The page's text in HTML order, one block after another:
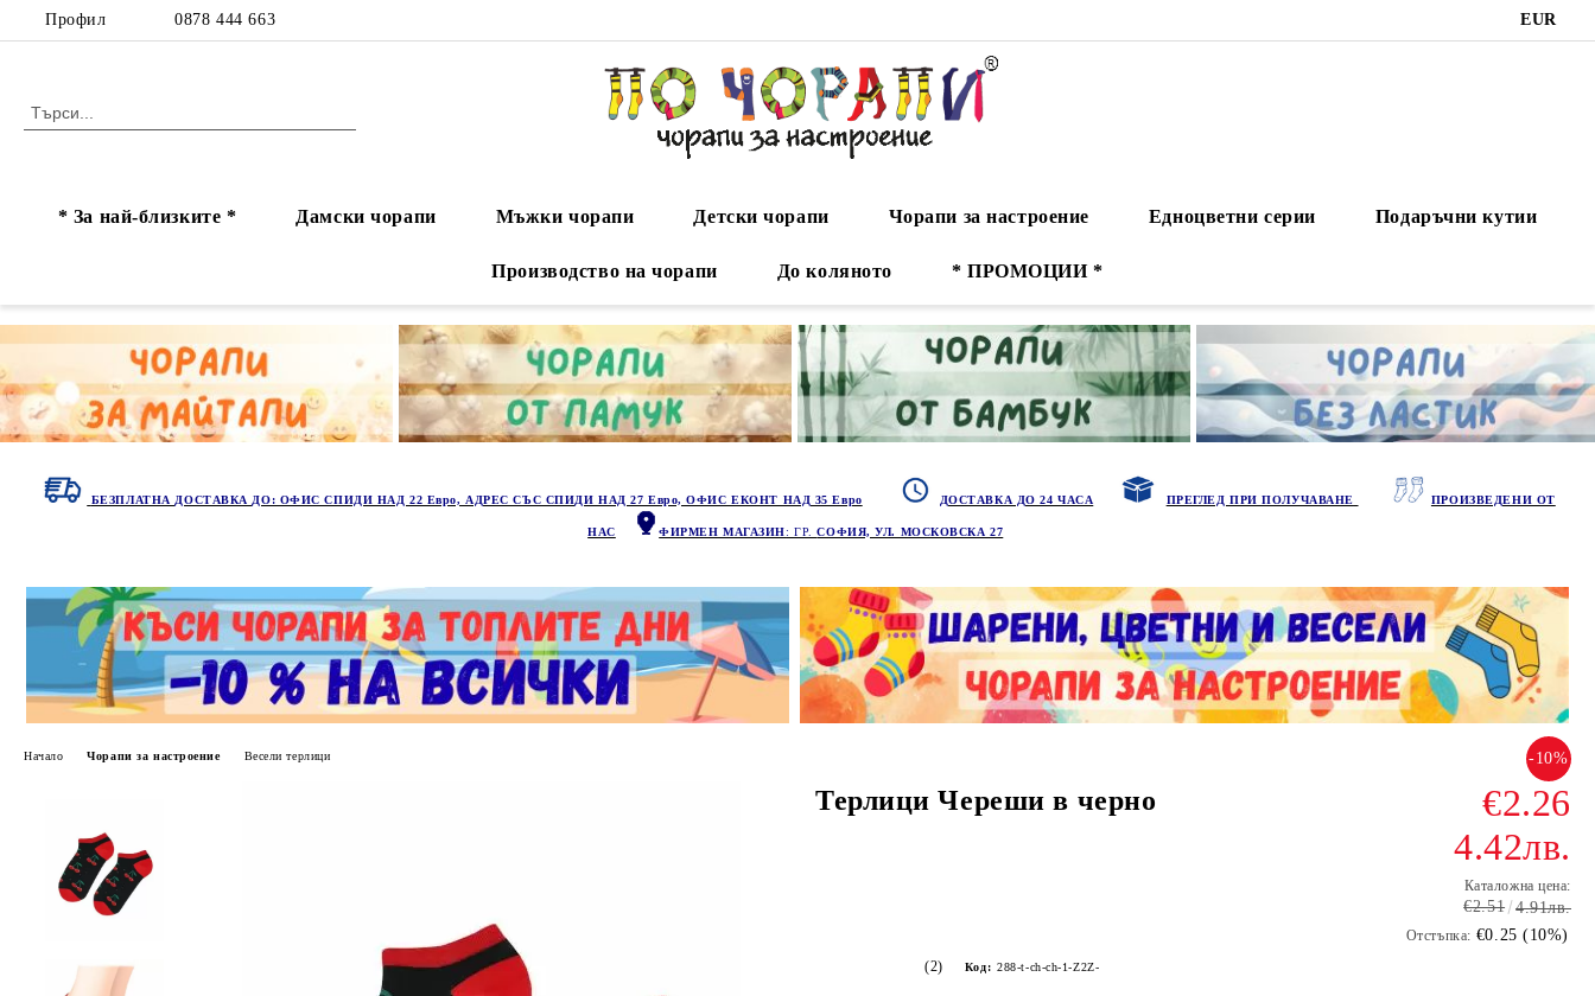
Профил 0878 444 663 EUR
* За най-близките * Дамски чорапи Мъжки чорапи Детски чорапи Чорапи за настроение Едноцветни серии Подаръчни кутии
Производство на чорапи До коляното * ПРОМОЦИИ *
БЕЗПЛАТНА ДОСТАВКА ДО: ОФИС СПИДИ НАД 22 Евро, АДРЕС СЪС СПИДИ НАД 27 Евро, ОФИС ЕКОНТ НАД 35 Евро ДОСТАВКА ДО 24 ЧАСА ПРЕГЛЕД ПРИ ПОЛУЧАВАНЕ ПРОИЗВЕДЕНИ ОТ
НАС ФИРМЕН МАГАЗИН: ГР.СОФИЯ, УЛ. МОСКОВСКА 27
Начало Чорапи за настроение Весели терлици
Терлици Череши в черно
-10%
€2.26
4.42лв.
Каталожна цена:
€2.51 4.91лв.
Отстъпка: €0.25 (10%)
(2) Код: 288-t-ch-ch-1-Z2Z-